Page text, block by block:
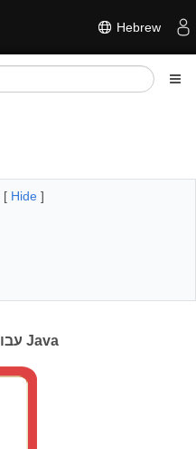
Hebrew
[ Hide ]
ברוכים הבאים ל-Aspose.PSD עבור Java